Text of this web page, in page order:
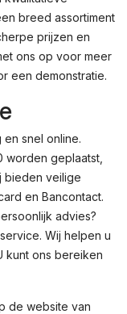
breed assortiment
prijzen en
ons op voor meer
een demonstratie.
snel online.
worden geplaatst,
bieden veilige
en Bancontact.
advies?
Wij helpen u
kunt ons bereiken
de website van